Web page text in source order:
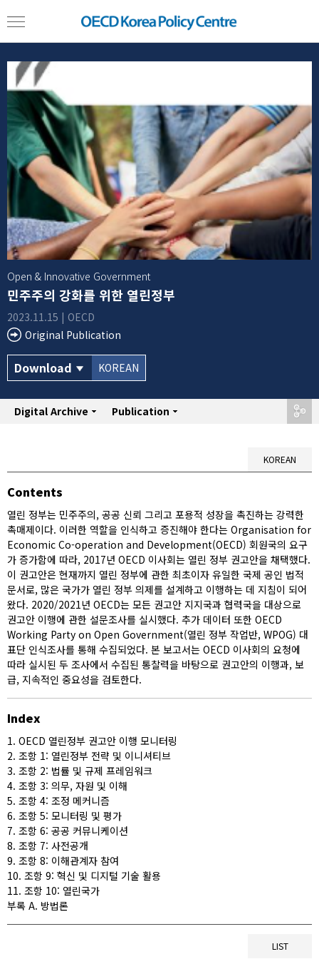
Open & Innovative Government
민주주의 강화를 위한 열린정부
2023.11.15 | OECD
Original Publication
Download KOREAN
Digital Archive Publication
share
KOREAN
Contents
열린 정부는 민주주의, 공공 신뢰 그리고 포용적 성장을 촉진하는 강력한
촉매제이다. 이러한 역할을 인식하고 증진해야 한다는 Organisation for
Economic Co-operation and Development(OECD) 회원국의 요구
가 증가함에 따라, 2017년 OECD 이사회는 열린 정부 권고안을 채택했다.
이 권고안은 현재까지 열린 정부에 관한 최초이자 유일한 국제 공인 법적
문서로, 많은 국가가 열린 정부 의제를 설계하고 이행하는 데 지침이 되어
왔다. 2020/2021년 OECD는 모든 권고안 지지국과 협력국을 대상으로
권고안 이행에 관한 설문조사를 실시했다. 추가 데이터 또한 OECD
Working Party on Open Government(열린 정부 작업반, WPOG) 대
표단 인식조사를 통해 수집되었다. 본 보고서는 OECD 이사회의 요청에
따라 실시된 두 조사에서 수집된 통찰력을 바탕으로 권고안의 이행과, 보
급, 지속적인 중요성을 검토한다.
Index
1. OECD 열린정부 권고안 이행 모니터링
2. 조항 1: 열린정부 전략 및 이니셔티브
3. 조항 2: 법률 및 규제 프레임워크
4. 조항 3: 의무, 자원 및 이해
5. 조항 4: 조정 메커니즘
6. 조항 5: 모니터링 및 평가
7. 조항 6: 공공 커뮤니케이션
8. 조항 7: 사전공개
9. 조항 8: 이해관계자 참여
10. 조항 9: 혁신 및 디지털 기술 활용
11. 조항 10: 열린국가
부록 A. 방법론
LIST